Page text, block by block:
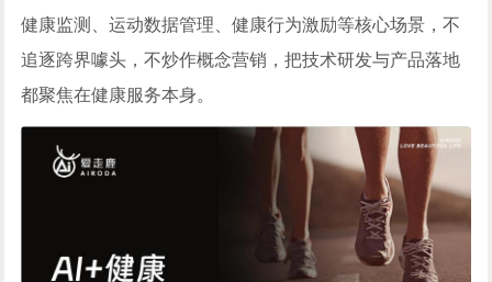
健康监测、运动数据管理、健康行为激励等核心场景，不
追逐跨界噱头，不炒作概念营销，把技术研发与产品落地
都聚焦在健康服务本身。